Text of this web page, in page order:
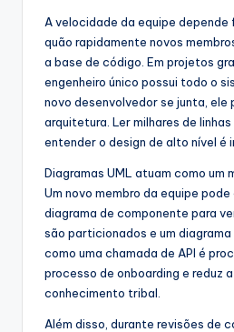
A velocidade da equipe
quão rapidamente novos
a base de código. Em projetos
engenheiro único possui todo o
novo desenvolvedor se junta, ele
arquitetura. Ler milhares de
entender o design de alto nível é
Diagramas UML atuam como um
Um novo membro da equipe pode
diagrama de componente para
são particionados e um
como uma chamada de API é
processo de onboarding e reduz
conhecimento tribal.
Além disso, durante revisões de